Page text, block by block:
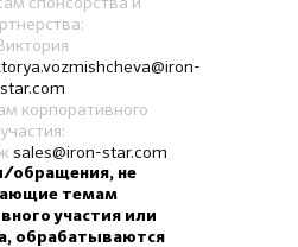
star.com
корпоративного
участия:
sales@iron-star.com
обращения, не
темам
участия или
обрабатываются